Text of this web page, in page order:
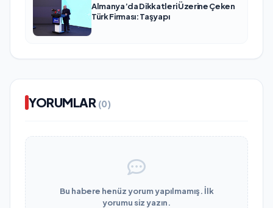
Almanya’da Dikkatleri Üzerine Çeken
Türk Firması: Taşyapı
YORUMLAR (0)
Bu habere henüz yorum yapılmamış. İlk
yorumu siz yazın.